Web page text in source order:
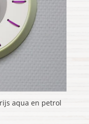
aqua en petrol